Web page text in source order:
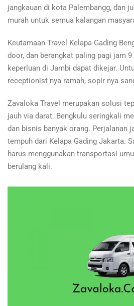
jangkauan di kota Palembangg, dan
murah untuk semua kalangan
Keutamaan Travel Kelapa Gading
door, dan berangkat paling pagi jam
keperluan di Jambi dapat dikejar.
receptionist nya ramah, sopir nya
Zavaloka Travel merupakan solusi
jauh via darat. Bengkulu seringkali
dan bisnis banyak orang. Perjalanan
tempuh dari Kelapa Gading Jakarta.
harus menggunakan transportasi
berulang kali.